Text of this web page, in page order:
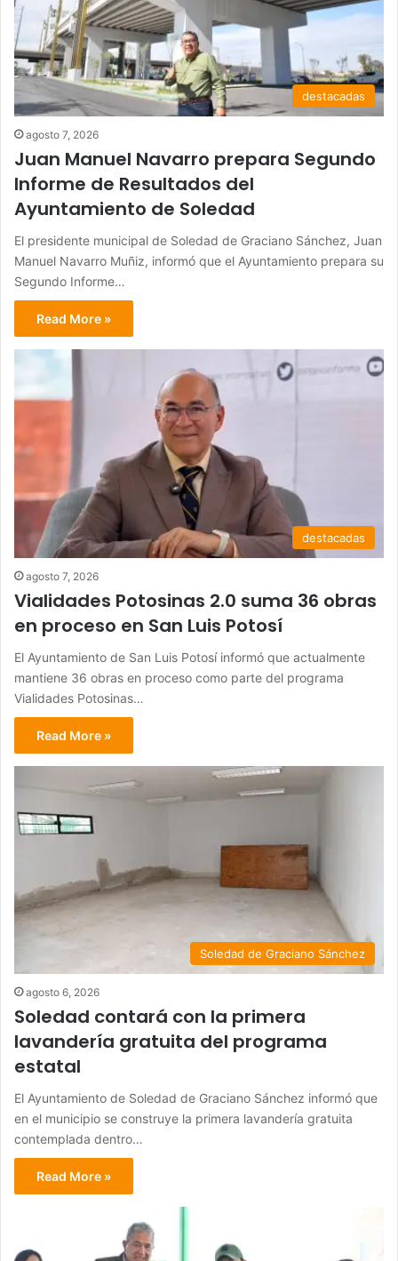
destacadas
agosto 7, 2026
Juan Manuel Navarro prepara Segundo
Informe de Resultados del
Ayuntamiento de Soledad
El presidente municipal de Soledad de Graciano Sánchez, Juan
Manuel Navarro Muñiz, informó que el Ayuntamiento prepara su
Segundo Informe…
Read More »
destacadas
agosto 7, 2026
Vialidades Potosinas 2.0 suma 36 obras
en proceso en San Luis Potosí
El Ayuntamiento de San Luis Potosí informó que actualmente
mantiene 36 obras en proceso como parte del programa
Vialidades Potosinas…
Read More »
Soledad de Graciano Sánchez
agosto 6, 2026
Soledad contará con la primera
lavandería gratuita del programa
estatal
El Ayuntamiento de Soledad de Graciano Sánchez informó que
en el municipio se construye la primera lavandería gratuita
contemplada dentro…
Read More »